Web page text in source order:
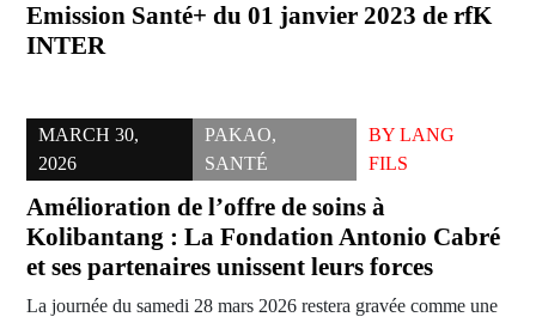
Emission Santé+ du 01 janvier 2023 de rfK
INTER
MARCH 30,
2026
PAKAO,
SANTÉ
BY LANG
FILS
Amélioration de l’offre de soins à
Kolibantang : La Fondation Antonio Cabré
et ses partenaires unissent leurs forces
La journée du samedi 28 mars 2026 restera gravée comme une